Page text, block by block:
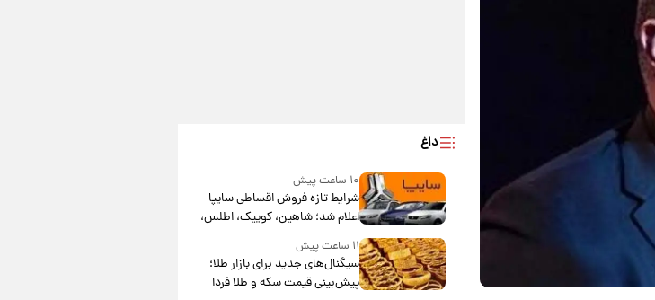
داغ
۱۰ ساعت پیش
شرایط تازه فروش اقساطی سایپا
اعلام شد؛ شاهین، کوییک، اطلس،
سهند و ساینا با اقساط بلندمدت +
جدول
۱۱ ساعت پیش
سیگنال‌های جدید برای بازار طلا؛
پیش‌بینی قیمت سکه و طلا فردا